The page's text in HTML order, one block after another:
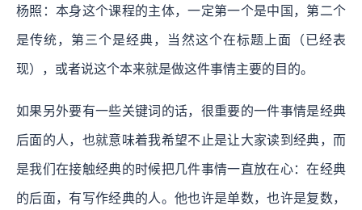
杨照：本身这个课程的主体，一定第一个是中国，第二个
是传统，第三个是经典，当然这个在标题上面（已经表
现），或者说这个本来就是做这件事情主要的目的。
如果另外要有一些关键词的话，很重要的一件事情是经典
后面的人，也就意味着我希望不止是让大家读到经典，而
是我们在接触经典的时候把几件事情一直放在心：在经典
的后面，有写作经典的人。他也许是单数，也许是复数，